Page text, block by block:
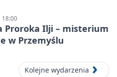
18:00
Proroka Ilji – misterium
w Przemyślu
Kolejne wydarzenia